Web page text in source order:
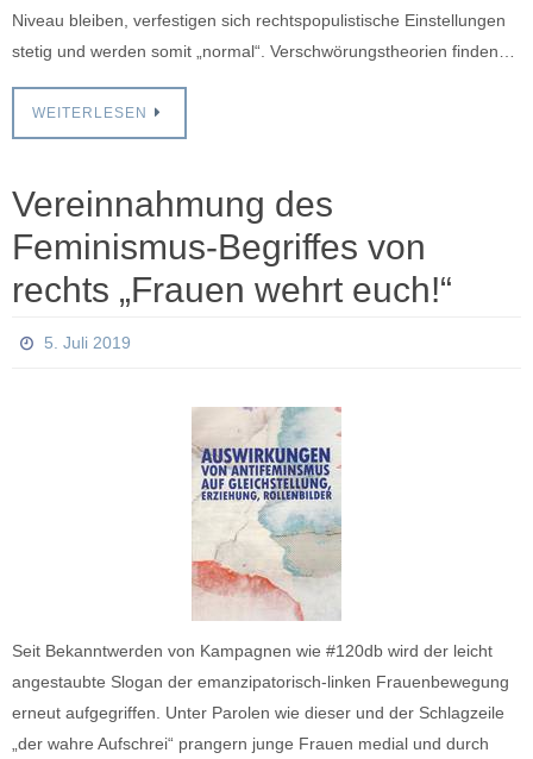
Niveau bleiben, verfestigen sich rechtspopulistische Einstellungen
stetig und werden somit „normal“. Verschwörungstheorien finden…
WEITERLESEN
Vereinnahmung des
Feminismus-Begriffes von
rechts „Frauen wehrt euch!“
5. Juli 2019
Seit Bekanntwerden von Kampagnen wie #120db wird der leicht
angestaubte Slogan der emanzipatorisch-linken Frauenbewegung
erneut aufgegriffen. Unter Parolen wie dieser und der Schlagzeile
„der wahre Aufschrei“ prangern junge Frauen medial und durch